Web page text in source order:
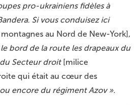
pro-ukrainiens fidèles à
Si vous conduisez ici
au Nord de New-York],
bord de la route les drapeaux du
Secteur droit [milice
qui était au cœur des
ou encore du régiment Azov ».